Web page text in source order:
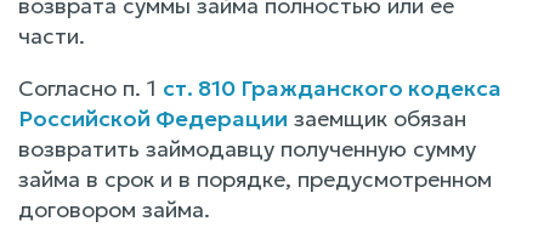
части.
Согласно п. 1 ст. 810 Гражданского кодекса
Российской Федерации заемщик обязан
возвратить займодавцу полученную сумму
займа в срок и в порядке, предусмотренном
договором займа.